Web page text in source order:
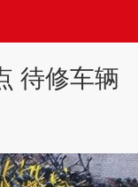
待修车辆